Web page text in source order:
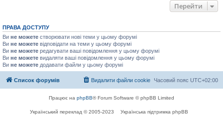
Перейти
ПРАВА ДОСТУПУ
Ви не можете створювати нові теми у цьому форумі
Ви не можете відповідати на теми у цьому форумі
Ви не можете редагувати ваші повідомлення у цьому форумі
Ви не можете видаляти ваші повідомлення у цьому форумі
Ви не можете додавати файли у цьому форумі
Список форумів Часовий пояс UTC+02:00
Видалити файли cookie
Працює на phpBB® Forum Software © phpBB Limited
Український переклад © 2005-2023 Українська підтримка phpBB